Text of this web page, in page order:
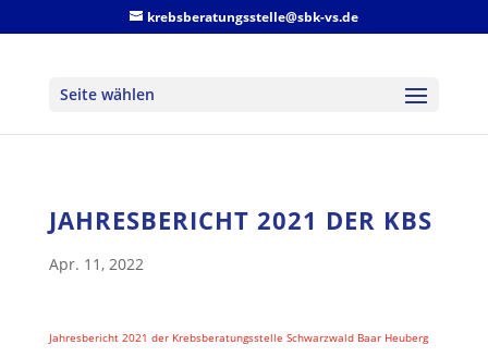
krebsberatungsstelle@sbk-vs.de
Seite wählen
JAHRESBERICHT 2021 DER KBS
Apr. 11, 2022
Jahresbericht 2021 der Krebsberatungsstelle Schwarzwald Baar Heuberg